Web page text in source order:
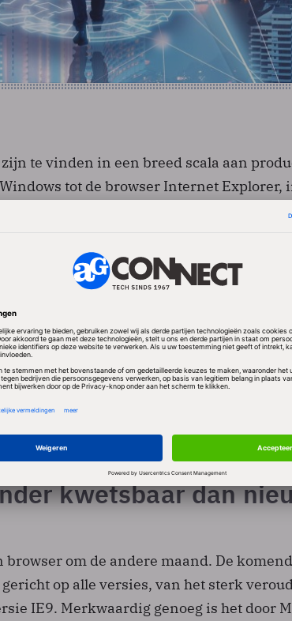
te vinden in een breed scala aan
tot de browser Internet Explorer,
Server, SharePoint Server 2010
.NET en Silverlight Frameworks.
blijft deels buiten schot
bij een van de 4 kritieke updates
Vista en Windows 7 wel
nieuwere versies van zijn
al meer dan 10 jaar oude XP. Ook
2008 Release 2, de meest recente
kwetsbaar dan
om de andere maand. De
op alle versies, van het sterk
IE9. Merkwaardig genoeg is het door